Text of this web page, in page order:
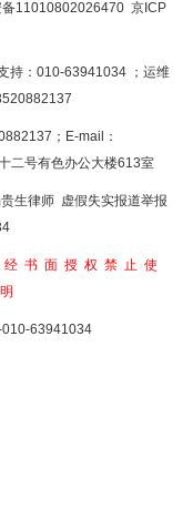
备11010802026470 京ICP
持：010-63941034 ；运维
；E-mail：
二号有色办公大楼613室
生律师 虚假失实报道举报
书面授权禁止使
63941034